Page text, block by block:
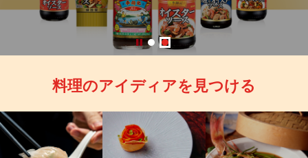
料理のアイディアを見つける